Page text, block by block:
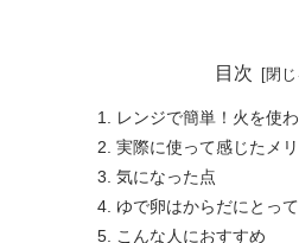
目次
レンジで簡単！火を使
実際に使って感じたメ
気になった点
ゆで卵はからだにとっ
こんな人におすすめ